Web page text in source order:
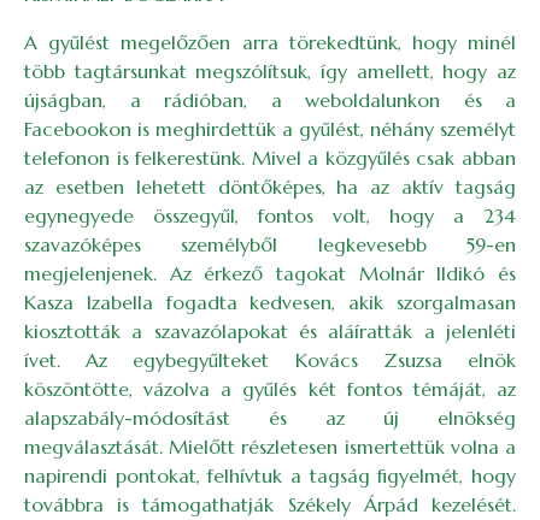
A gyűlést megelőzően arra törekedtünk, hogy minél
több tagtársunkat megszólítsuk, így amellett, hogy az
újságban, a rádióban, a weboldalunkon és a
Facebookon is meghirdettük a gyűlést, néhány személyt
telefonon is felkerestünk. Mivel a közgyűlés csak abban
az esetben lehetett döntőképes, ha az aktív tagság
egynegyede összegyűl, fontos volt, hogy a 234
szavazóképes személyből legkevesebb 59-en
megjelenjenek. Az érkező tagokat Molnár Ildikó és
Kasza Izabella fogadta kedvesen, akik szorgalmasan
kiosztották a szavazólapokat és aláíratták a jelenléti
ívet. Az egybegyűlteket Kovács Zsuzsa elnök
köszöntötte, vázolva a gyűlés két fontos témáját, az
alapszabály-módosítást és az új elnökség
megválasztását. Mielőtt részletesen ismertettük volna a
napirendi pontokat, felhívtuk a tagság figyelmét, hogy
továbbra is támogathatják Székely Árpád kezelését.